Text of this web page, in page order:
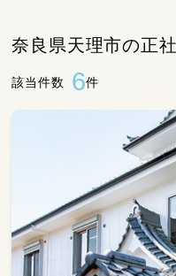
奈良県天理市の正
該当件数 6件